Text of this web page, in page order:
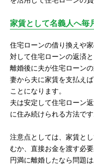
家賃として名義人へ毎
住宅ローンの借り換えや
対して住宅ローンの返済
離婚後に夫が住宅ローン
妻から夫に家賃を支払え
ことになります。
夫は安定して住宅ローン
に住み続けられる方法です
注意点としては、家賃と
むか、直接お金を渡す必要
円満に離婚したなら問題